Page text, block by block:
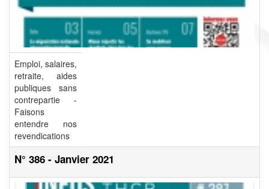
Emploi, salaires,
retraite, aides
publiques sans
contrepartie -
Faisons
entendre nos
revendications
N° 386 - Janvier 2021